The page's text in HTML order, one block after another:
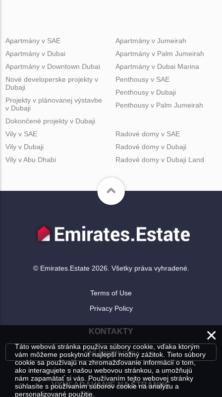
Apartmány v SAE
Apartmány v Dubai
Apartmány v Downtown Dubai
Apartmány v Jumeirah
Apartmány v Palm Jumeirah
Apartmány v Dubai Marina
Nové developerske projekty v
Dubaji
Projekty v plánovanej výstavbe
v Dubaji
Dokončené projekty v Dubaji
Penthousy v SAE
Penthousy v Dubaji
Penthousy v Palm Jumeirah
Vily v SAE
Vily v Dubaji
Vily v Abu Dhabi
Radové domy v SAE
Radové domy v Dubaji
Radové domy v Dubaji Land
© Emirates.Estate 2026. Všetky práva vyhradené.
Terms of Use
Privacy Policy
KONTAKTY
Napíšte nám
VYHĽADÁVANIE NA STRÁNKE
×
Táto webová stránka používa súbory cookie, vďaka ktorým
vám môžeme poskytnúť najlepší možný zážitok. Tieto súbory
cookie sa používajú na zhromažďovanie informácií o tom,
ako interagujete s našou webovou stránkou, a umožňujú
nám zapamätať si vás. Používaním tejto webovej stránky
súhlasíte s používaním súborov cookie na analýzu a
personalizované použitie.